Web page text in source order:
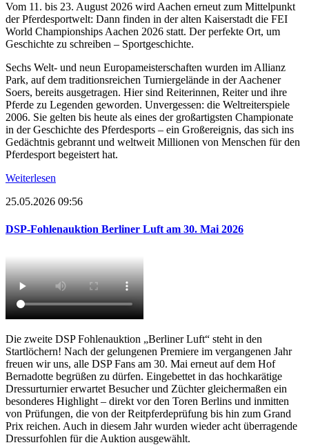
Vom 11. bis 23. August 2026 wird Aachen erneut zum Mittelpunkt
der Pferdesportwelt: Dann finden in der alten Kaiserstadt die FEI
World Championships Aachen 2026 statt. Der perfekte Ort, um
Geschichte zu schreiben – Sportgeschichte.
Sechs Welt- und neun Europameisterschaften wurden im Allianz
Park, auf dem traditionsreichen Turniergelände in der Aachener
Soers, bereits ausgetragen. Hier sind Reiterinnen, Reiter und ihre
Pferde zu Legenden geworden. Unvergessen: die Weltreiterspiele
2006. Sie gelten bis heute als eines der großartigsten Championate
in der Geschichte des Pferdesports – ein Großereignis, das sich ins
Gedächtnis gebrannt und weltweit Millionen von Menschen für den
Pferdesport begeistert hat.
Weiterlesen
25.05.2026 09:56
DSP-Fohlenauktion Berliner Luft am 30. Mai 2026
Die zweite DSP Fohlenauktion „Berliner Luft“ steht in den
Startlöchern! Nach der gelungenen Premiere im vergangenen Jahr
freuen wir uns, alle DSP Fans am 30. Mai erneut auf dem Hof
Bernadotte begrüßen zu dürfen. Eingebettet in das hochkarätige
Dressurturnier erwartet Besucher und Züchter gleichermaßen ein
besonderes Highlight – direkt vor den Toren Berlins und inmitten
von Prüfungen, die von der Reitpferdeprüfung bis hin zum Grand
Prix reichen. Auch in diesem Jahr wurden wieder acht überragende
Dressurfohlen für die Auktion ausgewählt.